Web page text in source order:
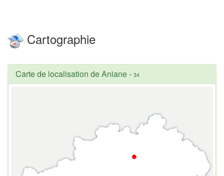
Cartographie
Carte de localisation de Aniane- 34